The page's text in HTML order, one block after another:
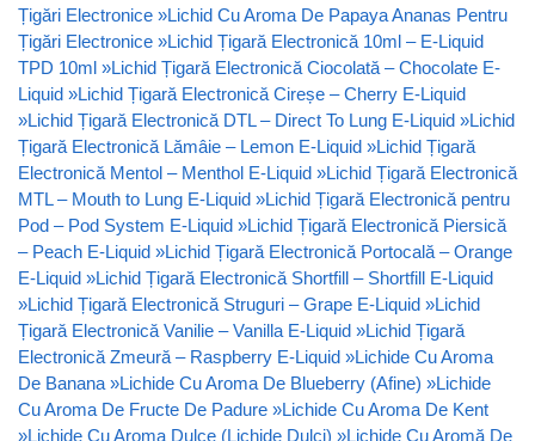
Țigări Electronice »Lichid Cu Aroma De Papaya Ananas Pentru
Țigări Electronice »Lichid Țigară Electronică 10ml – E-Liquid
TPD 10ml »Lichid Țigară Electronică Ciocolată – Chocolate E-
Liquid »Lichid Țigară Electronică Cireșe – Cherry E-Liquid
»Lichid Țigară Electronică DTL – Direct To Lung E-Liquid »Lichid
Țigară Electronică Lămâie – Lemon E-Liquid »Lichid Țigară
Electronică Mentol – Menthol E-Liquid »Lichid Țigară Electronică
MTL – Mouth to Lung E-Liquid »Lichid Țigară Electronică pentru
Pod – Pod System E-Liquid »Lichid Țigară Electronică Piersică
– Peach E-Liquid »Lichid Țigară Electronică Portocală – Orange
E-Liquid »Lichid Țigară Electronică Shortfill – Shortfill E-Liquid
»Lichid Țigară Electronică Struguri – Grape E-Liquid »Lichid
Țigară Electronică Vanilie – Vanilla E-Liquid »Lichid Țigară
Electronică Zmeură – Raspberry E-Liquid »Lichide Cu Aroma
De Banana »Lichide Cu Aroma De Blueberry (Afine) »Lichide
Cu Aroma De Fructe De Padure »Lichide Cu Aroma De Kent
»Lichide Cu Aroma Dulce (Lichide Dulci) »Lichide Cu Aromă De